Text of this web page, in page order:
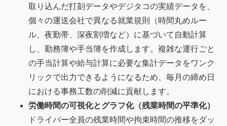
取り込んだ打刻データやデジタコの実績データを、
個々の運送会社で異なる就業規則（時間丸めルー
ル、夜勤帯、深夜割増など）に基づいて自動計算
し、勤務簿や手当簿を作成します。複雑な運行ごと
の手当計算や給与計算に必要な集計データをワンク
リックで出力できるようになるため、毎月の締め日
における事務工数の削減に貢献します。
労働時間の可視化とグラフ化（残業時間の平準化）
ドライバー全員の残業時間や拘束時間の推移をダッ